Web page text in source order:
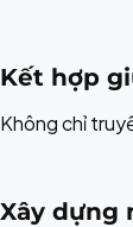
Kết hợp
Không chỉ
Xây dựng